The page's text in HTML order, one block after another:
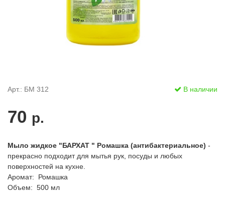
Арт.: БМ 312 В наличии
70 р.
Мыло жидкое "БАРХАТ " Ромашка (антибактериальное) -
прекрасно подходит для мытья рук, посуды и любых
поверхностей на кухне.
Аромат: Ромашка
Объем: 500 мл